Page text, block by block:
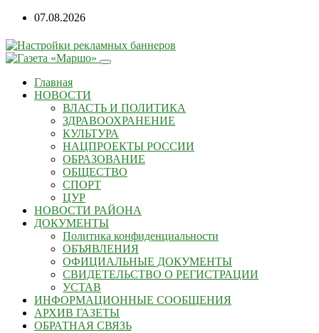
07.08.2026
Главная
НОВОСТИ
ВЛАСТЬ И ПОЛИТИКА
ЗДРАВООХРАНЕНИЕ
КУЛЬТУРА
НАЦПРОЕКТЫ РОССИИ
ОБРАЗОВАНИЕ
ОБЩЕСТВО
СПОРТ
ЦУР
НОВОСТИ РАЙОНА
ДОКУМЕНТЫ
Политика конфиденциальности
ОБЪЯВЛЕНИЯ
ОФИЦИАЛЬНЫЕ ДОКУМЕНТЫ
СВИДЕТЕЛЬСТВО О РЕГИСТРАЦИИ
УСТАВ
ИНФОРМАЦИОННЫЕ СООБЩЕНИЯ
АРХИВ ГАЗЕТЫ
ОБРАТНАЯ СВЯЗЬ